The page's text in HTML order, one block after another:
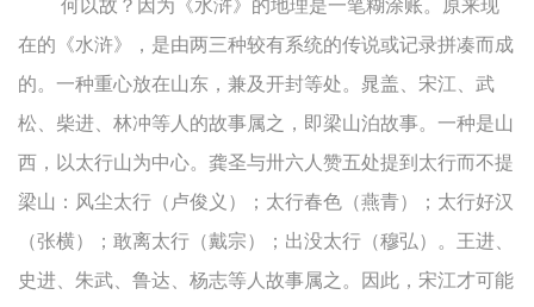
何以故？因为《水浒》的地理是一笔糊涂账。原来现
在的《水浒》，是由两三种较有系统的传说或记录拼凑而成
的。一种重心放在山东，兼及开封等处。晁盖、宋江、武
松、柴进、林冲等人的故事属之，即梁山泊故事。一种是山
西，以太行山为中心。龚圣与卅六人赞五处提到太行而不提
梁山：风尘太行（卢俊义）；太行春色（燕青）；太行好汉
（张横）；敢离太行（戴宗）；出没太行（穆弘）。王进、
史进、朱武、鲁达、杨志等人故事属之。因此，宋江才可能